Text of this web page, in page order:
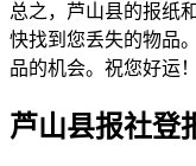
总之，芦山县的报纸
快找到您丢失的物品
品的机会。祝您好运！
芦山县报社登